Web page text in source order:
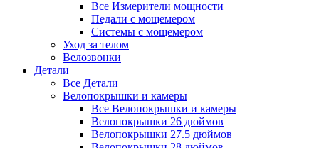
Все Измерители мощности
Педали с мощемером
Системы с мощемером
Уход за телом
Велозвонки
Детали
Все Детали
Велопокрышки и камеры
Все Велопокрышки и камеры
Велопокрышки 26 дюймов
Велопокрышки 27.5 дюймов